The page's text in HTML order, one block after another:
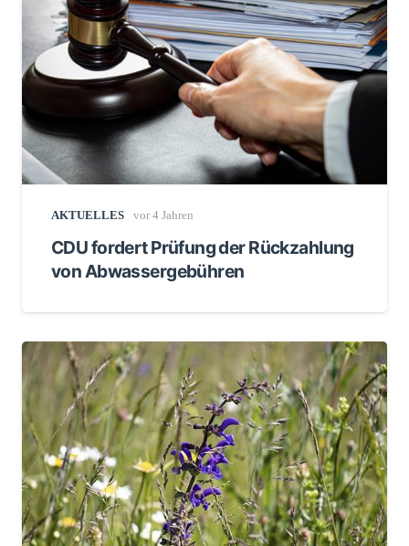
AKTUELLES vor 4 Jahren
CDU fordert Prüfung der Rückzahlung
von Abwassergebühren